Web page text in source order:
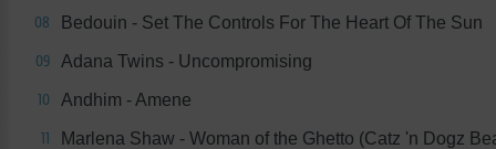
08 Bedouin - Set The Controls For The Heart Of The Sun
09 Adana Twins - Uncompromising
10 Andhim - Amene
11 Marlena Shaw - Woman of the Ghetto (Catz 'n Dogz